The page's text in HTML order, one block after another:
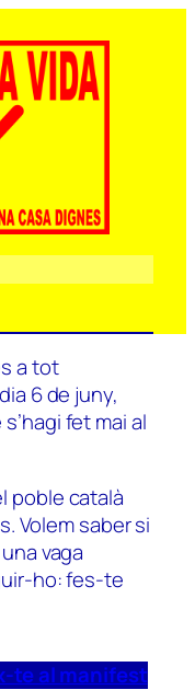
a tot
6 de juny,
fet mai al
poble català
Volem saber si
vaga
ho: fes-te
te al manifest